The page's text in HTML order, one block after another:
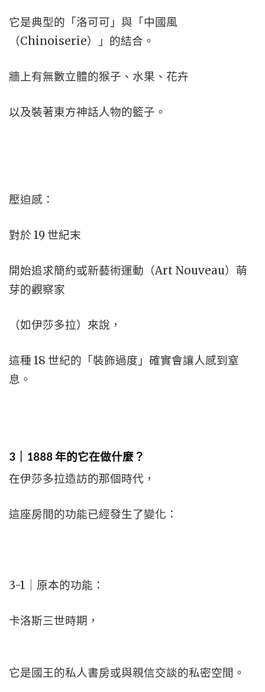
它是典型的「洛可可」與「中國風
（Chinoiserie）」的結合。
牆上有無數立體的猴子、水果、花卉
以及裝著東方神話人物的籃子。
壓迫感：
對於 19 世紀末
開始追求簡約或新藝術運動（Art Nouveau）萌
芽的觀察家
（如伊莎多拉）來說，
這種 18 世紀的「裝飾過度」確實會讓人感到窒
息。
3｜1888 年的它在做什麼？
在伊莎多拉造訪的那個時代，
這座房間的功能已經發生了變化：
3-1｜原本的功能：
卡洛斯三世時期，
它是國王的私人書房或與親信交談的私密空間。